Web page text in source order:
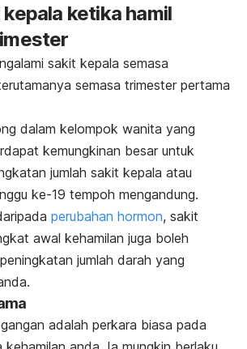
ketika hamil
sakit kepala semasa
semasa trimester pertama
dalam kelompok wanita yang
kemungkinan besar untuk
jumlah sakit kepala atau
ke-19 tempoh mengandung.
perubahan hormon, sakit
awal kehamilan juga boleh
jumlah darah yang
adalah perkara biasa pada